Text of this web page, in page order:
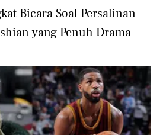
Bicara Soal Persalinan
yang Penuh Drama